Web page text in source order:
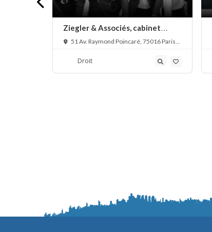
Ziegler & Associés, cabinet
d’avocats en droit bancaire,
financières
51 Av. Raymond Poincaré, 75016 Paris,
Droit